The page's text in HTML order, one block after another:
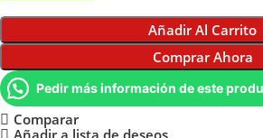
Añadir Al Carrito
Comprar Ahora
Pedir más información de este
Comparar